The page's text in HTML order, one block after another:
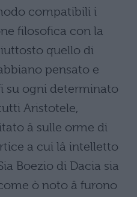
compatibili i
filosofica con la
quello di
pensato e
su ogni determinato
Aristotele,
â sulle orme di
a cui lâ intelletto
Boezio di Dacia sia
ò noto â furono